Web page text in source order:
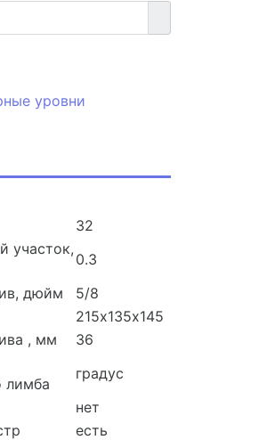
уровни
32
участок,
0.3
дюйм
5/8
215х135х145
, мм
36
лимба
градус
нет
есть